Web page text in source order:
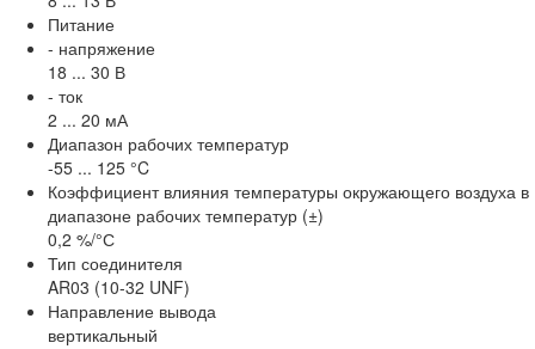
Питание
- напряжение
18 ... 30 В
- ток
2 ... 20 мА
Диапазон рабочих температур
-55 ... 125 °C
Коэффициент влияния температуры окружающего воздуха в
диапазоне рабочих температур (±)
0,2 %/°С
Тип соединителя
AR03 (10-32 UNF)
Направление вывода
вертикальный